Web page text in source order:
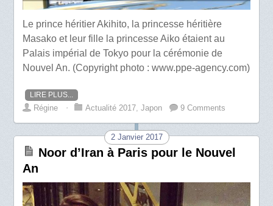
Le prince héritier Akihito, la princesse héritière
Masako et leur fille la princesse Aiko étaient au
Palais impérial de Tokyo pour la cérémonie de
Nouvel An. (Copyright photo : www.ppe-agency.com)
LIRE PLUS...
Régine ⋅ Actualité 2017,Japon 9 Comments
2 Janvier 2017
Noor d’Iran à Paris pour le Nouvel
An